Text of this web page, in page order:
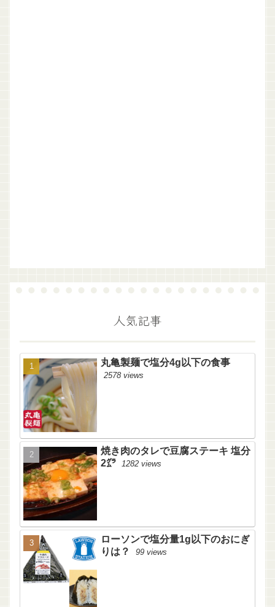
人気記事
丸亀製麺で塩分4g以下の食事
2578 views
焼き肉のタレで豆腐ステーキ 塩分
2㌘
1282 views
ローソンで塩分量1g以下のおにぎ
りは？
99 views